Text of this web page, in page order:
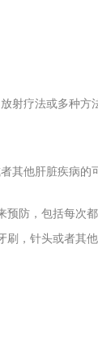
射疗法或多种
其他肝脏疾病的
防，包括每次
，针头或者其